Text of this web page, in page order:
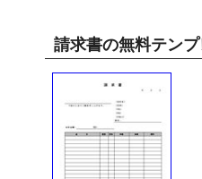
請求書の無料テンプ